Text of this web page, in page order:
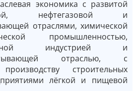
экономика с развитой
нефтегазовой и
отраслями, химической
промышленностью,
индустрией и
отраслью, с
строительных
лёгкой и пищевой